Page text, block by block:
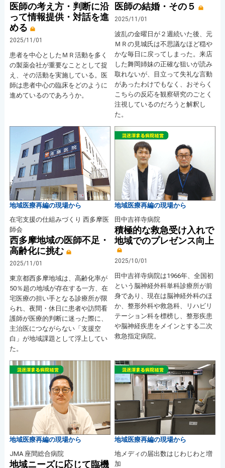
医師の考え方・判断に沿
って情報提供・対話を進
める
2025/11/01
患者を中心としたＭＲ活動を多く
の製薬会社が重要なこととして捉
え、その活動を実施している。医
師は患者中心の臨床をどのように
進めているのであろうか。
医師の結婚・その５
2025/11/01
波乱の金曜日が２週続いた後、元
ＭＲの見城氏は不思議なほど穏や
かな毎日に戻ってしまった。来店
した舞岡姉妹の正確な狙いが読み
取れないが、目立って失礼な言動
があったわけでもなく、おそらく
こちらの反応を観察研究のごとく
注視しているのだろうと解釈し
た。
地域医療再編の現場から
在宅支援の仕組みづくり 西多摩医
師会
西多摩地域の医師不足・
高齢化に挑む
2025/11/01
東京都西多摩地域は、高齢化率が
50％超の地域が存在する一方、在
宅医療の担い手となる診療所が限
られ、夜間・休日に患者や訪問看
護師が医療的判断に迷った際に、
主治医につながらない「支援空
白」が地域課題として浮上してい
た。
地域医療再編の現場から
田中吉祥寺病院
積極的な救急受け入れで
地域でのプレゼンス向上
2025/10/01
田中吉祥寺病院は1966年、全国初
という脳神経外科単科診療所が前
身であり、現在は脳神経外科のほ
か、整形外科や救急科、リハビリ
テーション科を標榜し、整形疾患
や脳神経疾患をメインとする二次
救急指定病院。
地域医療再編の現場から
JMA 座間総合病院
地域ニーズに応じて臨機
地域医療再編の現場から
地メディの届出数はじわじわと増
加